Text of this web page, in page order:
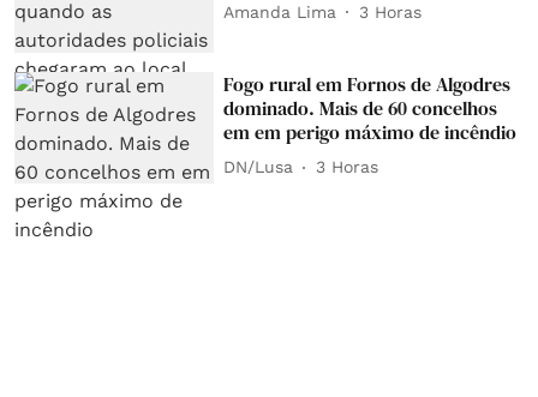
Amanda Lima 3 Horas
Fogo rural em Fornos de Algodres
dominado. Mais de 60 concelhos
em em perigo máximo de incêndio
DN/Lusa 3 Horas